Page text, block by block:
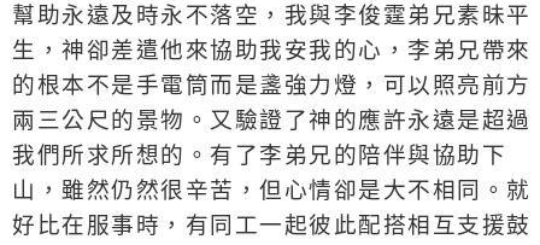
幫助永遠及時永不落空，我與李俊霆弟兄素昧平
生，神卻差遣他來協助我安我的心，李弟兄帶來
的根本不是手電筒而是盞強力燈，可以照亮前方
兩三公尺的景物。又驗證了神的應許永遠是超過
我們所求所想的。有了李弟兄的陪伴與協助下
山，雖然仍然很辛苦，但心情卻是大不相同。就
好比在服事時，有同工一起彼此配搭相互支援鼓